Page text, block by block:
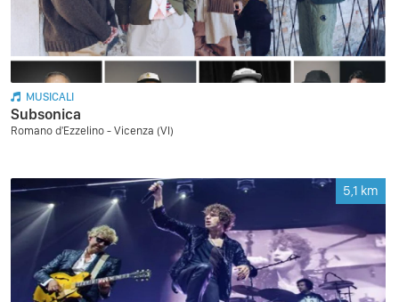
MUSICALI
Subsonica
Romano d'Ezzelino - Vicenza (VI)
5,1 km